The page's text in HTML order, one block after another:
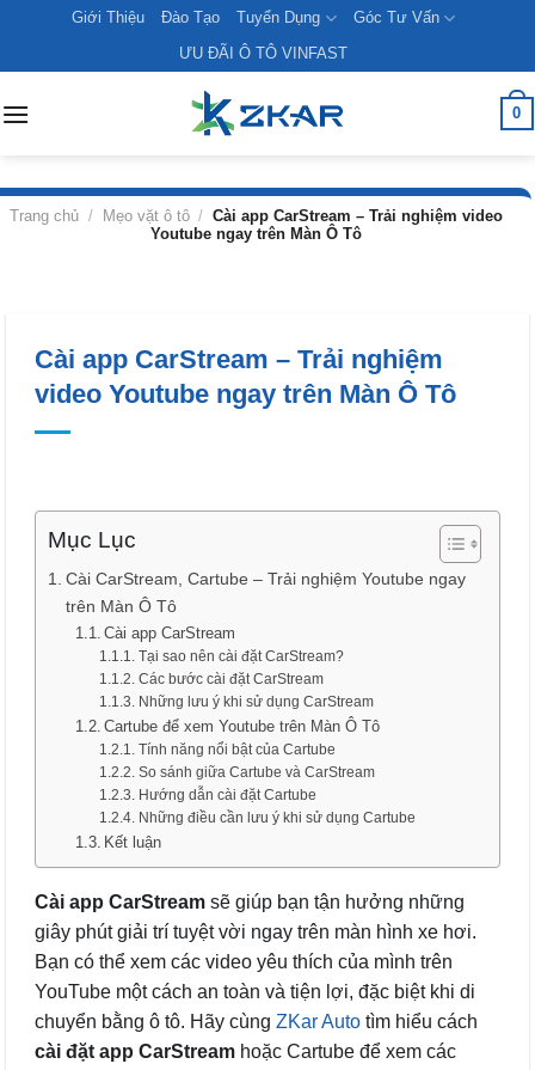
content
Giới Thiệu Đào Tạo Tuyển Dụng
Góc Tư Vấn
ƯU ĐÃI Ô TÔ VINFAST
0
Trang chủ / Mẹo vặt ô tô / Cài app CarStream – Trải nghiệm video
Youtube ngay trên Màn Ô Tô
Cài app CarStream – Trải nghiệm
video Youtube ngay trên Màn Ô Tô
Mục Lục
Cài CarStream, Cartube – Trải nghiệm Youtube ngay
trên Màn Ô Tô
Cài app CarStream
Tại sao nên cài đặt CarStream?
Các bước cài đặt CarStream
Những lưu ý khi sử dụng CarStream
Cartube để xem Youtube trên Màn Ô Tô
Tính năng nổi bật của Cartube
So sánh giữa Cartube và CarStream
Hướng dẫn cài đặt Cartube
Những điều cần lưu ý khi sử dụng Cartube
Kết luận
Cài app CarStream sẽ giúp bạn tận hưởng những
giây phút giải trí tuyệt vời ngay trên màn hình xe hơi.
Bạn có thể xem các video yêu thích của mình trên
YouTube một cách an toàn và tiện lợi, đặc biệt khi di
chuyển bằng ô tô. Hãy cùng ZKar Auto tìm hiểu cách
cài đặt app CarStream hoặc Cartube để xem các